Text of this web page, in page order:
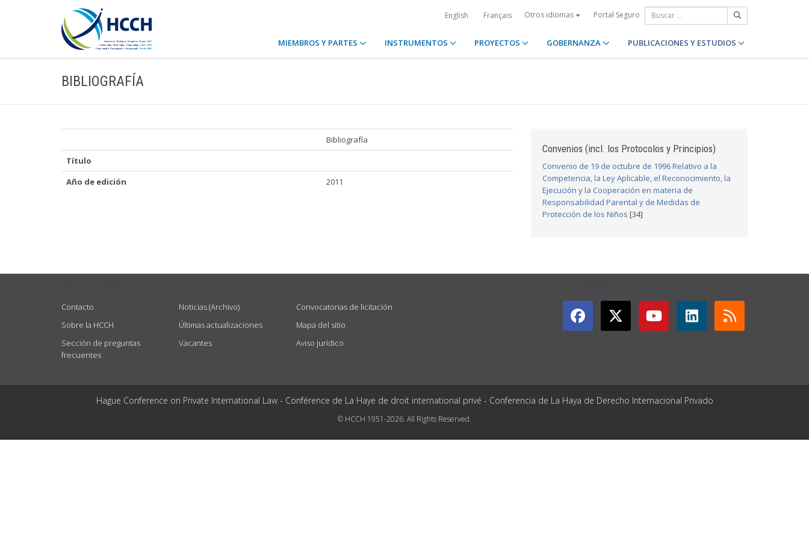
English Français Otros idiomas Portal Seguro
MIEMBROS Y PARTES INSTRUMENTOS PROYECTOS GOBERNANZA PUBLICACIONES Y ESTUDIOS
BIBLIOGRAFÍA
Bibliografía
Título
Año de edición
2011
Convenios (incl. los Protocolos y Principios)
Convenio de 19 de octubre de 1996 Relativo a la
Competencia, la Ley Aplicable, el Reconocimiento, la
Ejecución y la Cooperación en materia de
Responsabilidad Parental y de Medidas de
Protección de los Niños [34]
Contacto
Sobre la HCCH
Sección de preguntas
frecuentes
Noticias (Archivo)
Últimas actualizaciones
Vacantes
Convocatorias de licitación
Mapa del sitio
Aviso jurídico
Hague Conference on Private International Law - Conférence de La Haye de droit international privé - Conferencia de La Haya de Derecho Internacional Privado
© HCCH 1951-2026. All Rights Reserved.